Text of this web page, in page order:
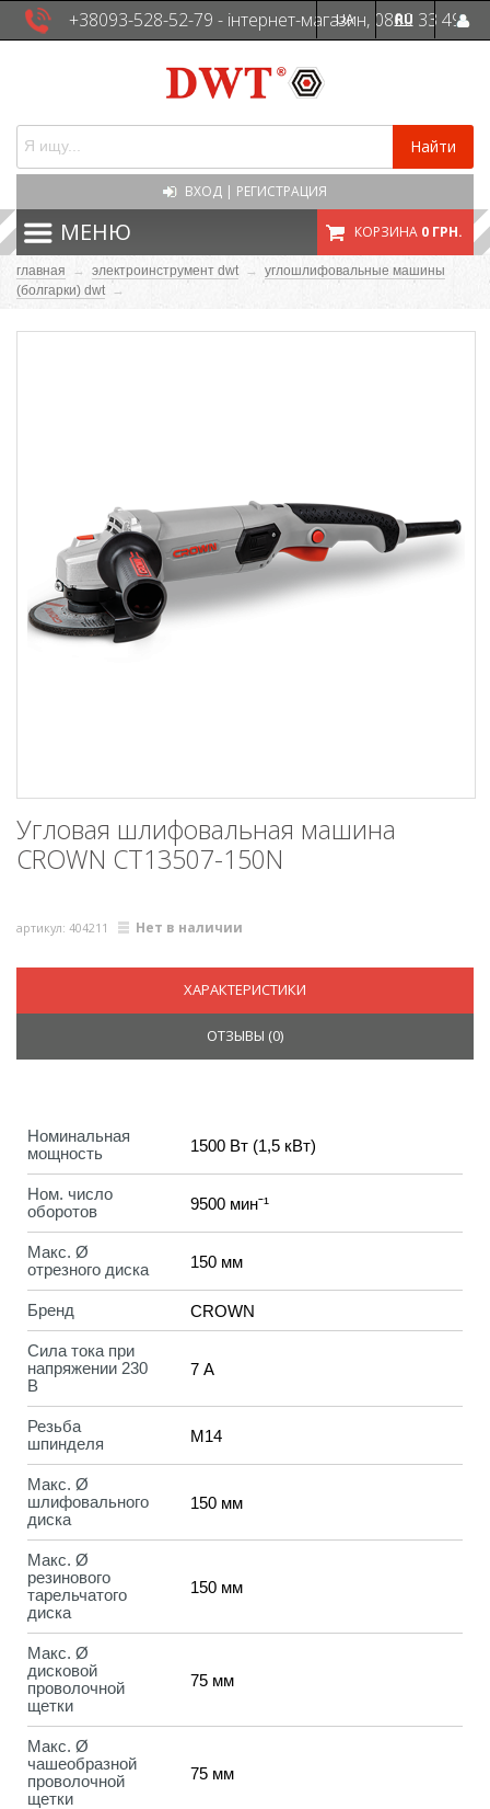
+38093-528-52-79 - інтернет-магазин, 0800 33 49
UA RU
Найти
ВХОД | РЕГИСТРАЦИЯ
МЕНЮ КОРЗИНА 0 ГРН.
главная → электроинструмент dwt →
углошлифовальные машины
(болгарки) dwt →
Угловая шлифовальная машина
CROWN CT13507-150N
артикул: 404211 Нет в наличии
ХАРАКТЕРИСТИКИ
ОТЗЫВЫ (0)
Номинальная
мощность
1500 Вт (1,5 кВт)
Ном. число
оборотов
9500 минˉ¹
Макс. Ø
отрезного диска
150 мм
Бренд CROWN
Сила тока при
напряжении 230
В
7 А
Резьба
шпинделя
M14
Макс. Ø
шлифовального
диска
150 мм
Макс. Ø
резинового
тарельчатого
диска
150 мм
Макс. Ø
дисковой
проволочной
щетки
75 мм
Макс. Ø
чашеобразной
проволочной
щетки
75 мм